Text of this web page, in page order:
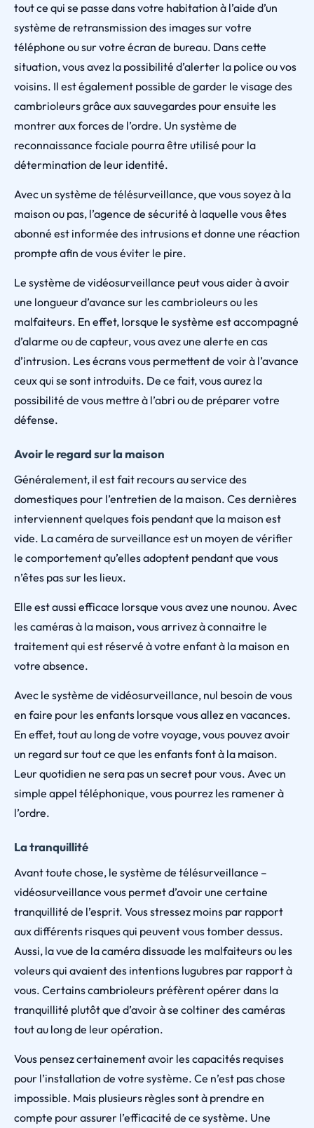
tout ce qui se passe dans votre habitation à l’aide d’un
système de retransmission des images sur votre
téléphone ou sur votre écran de bureau. Dans cette
situation, vous avez la possibilité d’alerter la police ou vos
voisins. Il est également possible de garder le visage des
cambrioleurs grâce aux sauvegardes pour ensuite les
montrer aux forces de l’ordre. Un système de
reconnaissance faciale pourra être utilisé pour la
détermination de leur identité.
Avec un système de télésurveillance, que vous soyez à la
maison ou pas, l’agence de sécurité à laquelle vous êtes
abonné est informée des intrusions et donne une réaction
prompte afin de vous éviter le pire.
Le système de vidéosurveillance peut vous aider à avoir
une longueur d’avance sur les cambrioleurs ou les
malfaiteurs. En effet, lorsque le système est accompagné
d’alarme ou de capteur, vous avez une alerte en cas
d’intrusion. Les écrans vous permettent de voir à l’avance
ceux qui se sont introduits. De ce fait, vous aurez la
possibilité de vous mettre à l’abri ou de préparer votre
défense.
Avoir le regard sur la maison
Généralement, il est fait recours au service des
domestiques pour l’entretien de la maison. Ces dernières
interviennent quelques fois pendant que la maison est
vide. La caméra de surveillance est un moyen de vérifier
le comportement qu’elles adoptent pendant que vous
n’êtes pas sur les lieux.
Elle est aussi efficace lorsque vous avez une nounou. Avec
les caméras à la maison, vous arrivez à connaitre le
traitement qui est réservé à votre enfant à la maison en
votre absence.
Avec le système de vidéosurveillance, nul besoin de vous
en faire pour les enfants lorsque vous allez en vacances.
En effet, tout au long de votre voyage, vous pouvez avoir
un regard sur tout ce que les enfants font à la maison.
Leur quotidien ne sera pas un secret pour vous. Avec un
simple appel téléphonique, vous pourrez les ramener à
l’ordre.
La tranquillité
Avant toute chose, le système de télésurveillance –
vidéosurveillance vous permet d’avoir une certaine
tranquillité de l’esprit. Vous stressez moins par rapport
aux différents risques qui peuvent vous tomber dessus.
Aussi, la vue de la caméra dissuade les malfaiteurs ou les
voleurs qui avaient des intentions lugubres par rapport à
vous. Certains cambrioleurs préfèrent opérer dans la
tranquillité plutôt que d’avoir à se coltiner des caméras
tout au long de leur opération.
Vous pensez certainement avoir les capacités requises
pour l’installation de votre système. Ce n’est pas chose
impossible. Mais plusieurs règles sont à prendre en
compte pour assurer l’efficacité de ce système. Une